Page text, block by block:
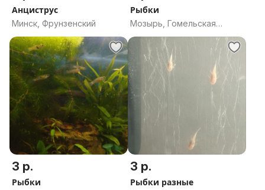
Анциструс
Минск, Фрунзенский
Рыбки
Мозырь, Гомельская
область
3 р.
Рыбки
3 р.
Рыбки разные